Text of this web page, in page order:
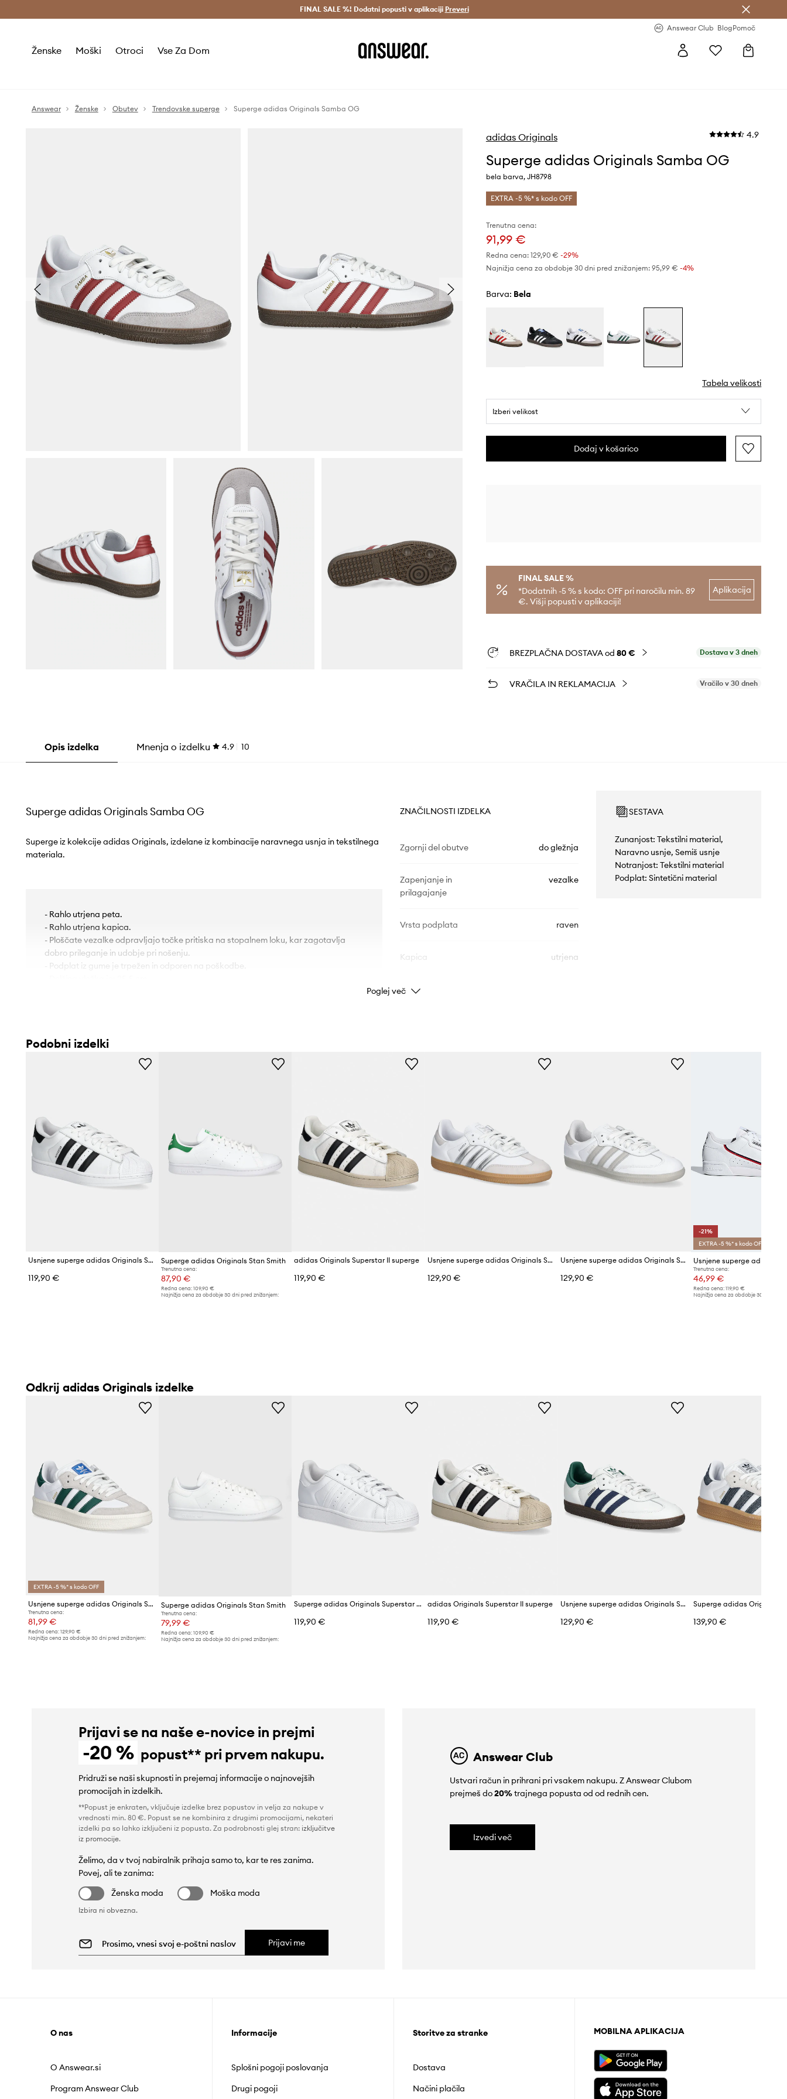
Dostava v 3 dneh > Prihrani z vpisom v Answear Club >
FINAL SALE %! Dodatni popusti v aplikaciji Preveri
Answear Club BlogPomoč
Ženske Moški Otroci Vse Za Dom
Answear Ženske Obutev Trendovske superge Superge adidas Originals Samba OG
adidas Originals 4.9
Superge adidas Originals Samba OG
bela barva, JH8798
EXTRA -5 %* s kodo OFF
Trenutna cena:
91,99 €
Redna cena: 129,90 € -29%
Najnižja cena za obdobje 30 dni pred znižanjem: 95,99 € -4%
Barva: bela
Tabela velikosti
Izberi velikost
Dodaj v košarico
FINAL SALE %
*Dodatnih -5 % s kodo: OFF pri naročilu min. 89
€. Višji popusti v aplikaciji!
Aplikacija
BREZPLAČNA DOSTAVA od 80 € Dostava v 3 dneh
VRAČILA IN REKLAMACIJA Vračilo v 30 dneh
Opis izdelka Mnenja o izdelku 4.9 10
Superge adidas Originals Samba OG
Superge iz kolekcije adidas Originals, izdelane iz kombinacije naravnega usnja in tekstilnega
materiala.
- Rahlo utrjena peta.
- Rahlo utrjena kapica.
- Ploščate vezalke odpravljajo točke pritiska na stopalnem loku, kar zagotavlja
dobro prileganje in udobje pri nošenju.
- Podplat iz gume je trpežen in odporen na poškodbe.
ZNAČILNOSTI IZDELKA
Zgornji del obutve do gležnja
Zapenjanje in
prilagajanje
vezalke
Vrsta podplata raven
Kapica utrjena
Barva
Proizvajalec
ID izdelka
SESTAVA
Zunanjost: Tekstilni material,
Naravno usnje, Semiš usnje
Notranjost: Tekstilni material
Podplat: Sintetični material
Poglej več
Podobni izdelki
Usnjene superge adidas Originals Superstar II
119,90 €
Superge adidas Originals Stan Smith
Trenutna cena:
87,90 €
Redna cena:109,90 €
Najnižja cena za obdobje 30 dni pred znižanjem:
adidas Originals Superstar II superge
119,90 €
Usnjene superge adidas Originals Samba OG
129,90 €
Usnjene superge adidas Originals Samba OG
129,90 €
-21%
EXTRA -5 %* s kodo OFF
Trenutna cena:
46,99 €
Redna cena: 119,90 €
Najnižja cena za obdobje 30 dni pred
Odkrij adidas Originals izdelke
EXTRA -5 %* s kodo OFF
Usnjene superge adidas Originals Samba XLG
Trenutna cena:
81,99 €
Redna cena: 129,90 €
Najnižja cena za obdobje 30 dni pred znižanjem:
Superge adidas Originals Stan Smith
Trenutna cena:
79,99 €
Redna cena:109,90 €
Najnižja cena za obdobje 30 dni pred znižanjem:
Superge adidas Originals Superstar II
119,90 €
adidas Originals Superstar II superge
119,90 €
Usnjene superge adidas Originals Samba OG
129,90 € 139,90 €
Prijavi se na naše e-novice in prejmi
-20 % popust** pri prvem nakupu.
Pridruži se naši skupnosti in prejemaj informacije o najnovejših
promocijah in izdelkih.
**Popust je enkraten, vključuje izdelke brez popustov in velja za nakupe v
vrednosti min. 80 €. Popust se ne kombinira z drugimi promocijami, nekateri
izdelki pa so lahko izključeni iz popusta. Za podrobnosti glej stran: izključitve
iz promocije.
Želimo, da v tvoj nabiralnik prihaja samo to, kar te res zanima.
Povej, ali te zanima:
Ženska moda
Moška moda
Izbira ni obvezna.
Prijavi me
Answear Club
Ustvari račun in prihrani pri vsakem nakupu. Z Answear Clubom
prejmeš do20%trajnega popusta od od rednih cen.
Izvedi več
O nas
O Answear.si
Program Answear Club
Informacije
Splošni pogoji poslovanja
Drugi pogoji
Storitve za stranke
Dostava
Načini plačila
MOBILNA APLIKACIJA